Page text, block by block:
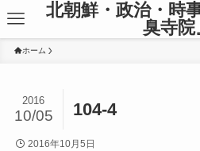
北朝鮮・政治・時
臭寺院
ホーム
104-4
2016
10/05
2016年10月5日